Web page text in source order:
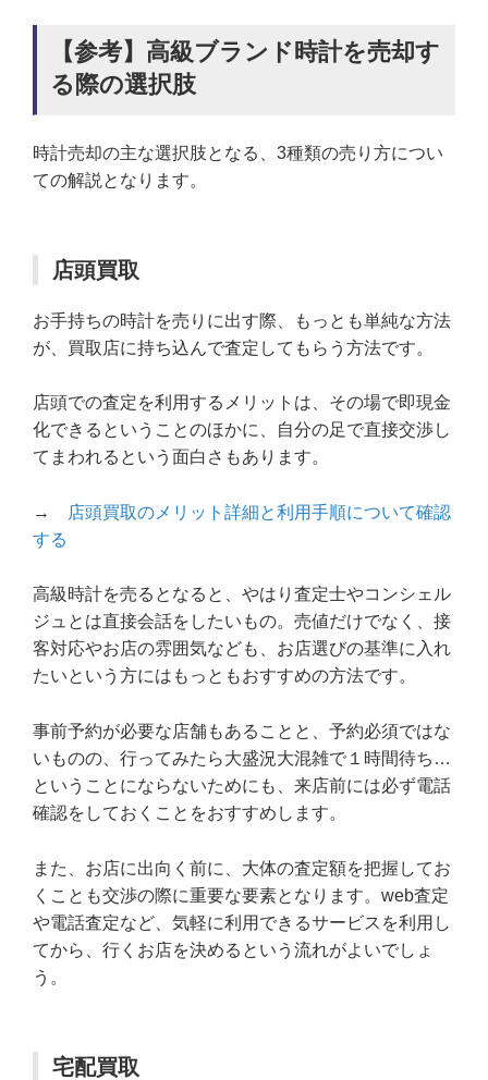
【参考】高級ブランド時計を売却す
る際の選択肢
時計売却の主な選択肢となる、3種類の売り方につい
ての解説となります。
店頭買取
お手持ちの時計を売りに出す際、もっとも単純な方法
が、買取店に持ち込んで査定してもらう方法です。
店頭での査定を利用するメリットは、その場で即現金
化できるということのほかに、自分の足で直接交渉し
てまわれるという面白さもあります。
→
店頭買取のメリット詳細と利用手順について確認
する
高級時計を売るとなると、やはり査定士やコンシェル
ジュとは直接会話をしたいもの。売値だけでなく、接
客対応やお店の雰囲気なども、お店選びの基準に入れ
たいという方にはもっともおすすめの方法です。
事前予約が必要な店舗もあることと、予約必須ではな
いものの、行ってみたら大盛況大混雑で１時間待ち…
ということにならないためにも、来店前には必ず電話
確認をしておくことをおすすめします。
また、お店に出向く前に、大体の査定額を把握してお
くことも交渉の際に重要な要素となります。web査定
や電話査定など、気軽に利用できるサービスを利用し
てから、行くお店を決めるという流れがよいでしょ
う。
宅配買取